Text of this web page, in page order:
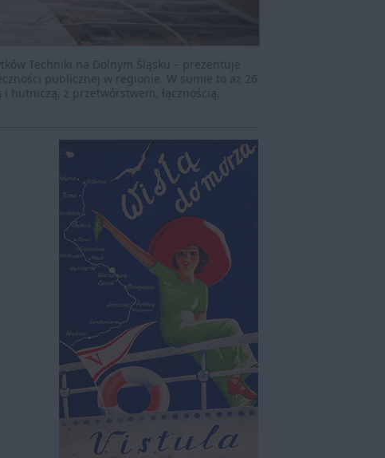
Techniki na Dolnym Śląsku – prezentuje
publicznej w regionie. W sumie to aż 26
hutniczą, z przetwórstwem, łącznością,